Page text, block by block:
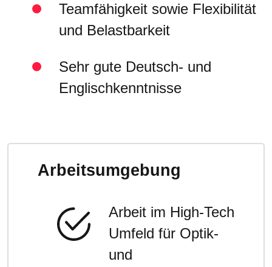
Teamfähigkeit sowie Flexibilität
und Belastbarkeit
Sehr gute Deutsch- und
Englischkenntnisse
Arbeitsumgebung
Arbeit im High-Tech
Umfeld für Optik-
und